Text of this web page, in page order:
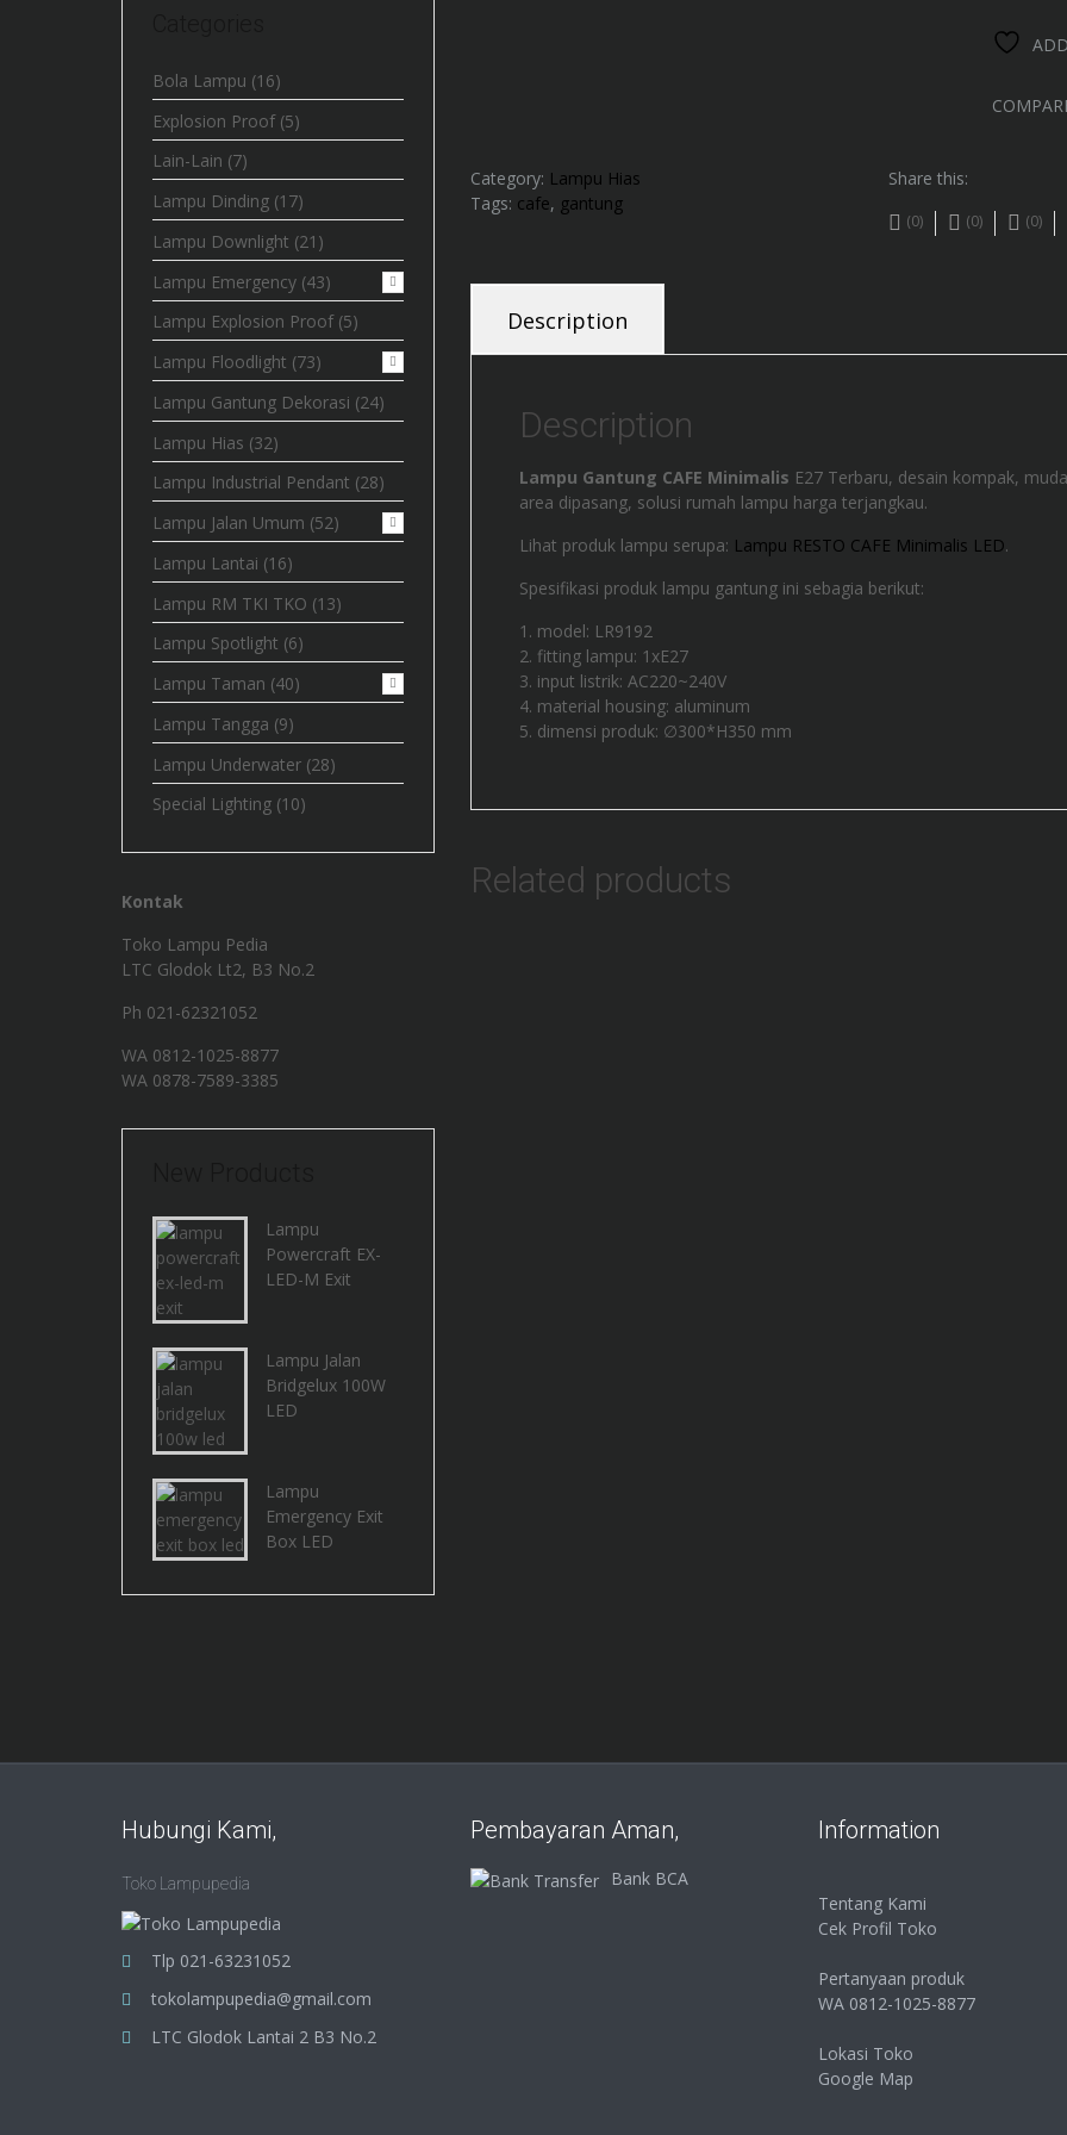
Category: Lampu Hias
Tags: cafe, gantung
Share this:
(0) (0) (0)
Description
Description
Lampu Gantung CAFE Minimalis E27 Terbaru, desain kompak,
area dipasang, solusi rumah lampu harga terjangkau.
Lihat produk lampu serupa: Lampu RESTO CAFE Minimalis LED.
Spesifikasi produk lampu gantung ini sebagia berikut:
model: LR9192
fitting lampu: 1xE27
input listrik: AC220~240V
material housing: aluminum
dimensi produk: ∅300*H350 mm
Related products
Bola Lampu (16)
Explosion Proof (5)
Lain-Lain (7)
Lampu Dinding (17)
Lampu Downlight (21)
Lampu Emergency (43)
Lampu Explosion Proof (5)
Lampu Floodlight (73)
Lampu Gantung Dekorasi (24)
Lampu Hias (32)
Lampu Industrial Pendant (28)
Lampu Jalan Umum (52)
Lampu Lantai (16)
Lampu RM TKI TKO (13)
Lampu Spotlight (6)
Lampu Taman (40)
Lampu Tangga (9)
Lampu Underwater (28)
Special Lighting (10)
Kontak
Toko Lampu Pedia
LTC Glodok Lt2, B3 No.2
Ph 021-62321052
WA 0812-1025-8877
WA 0878-7589-3385
Lampu
Powercraft EX-
LED-M Exit
Lampu Jalan
Bridgelux 100W
LED
Lampu
Emergency Exit
Box LED
Hubungi Kami,
Toko Lampupedia
Tlp 021-63231052
tokolampupedia@gmail.com
LTC Glodok Lantai 2 B3 No.2
Pembayaran Aman,
Bank BCA
Information
Tentang Kami
Cek Profil Toko
Pertanyaan produk
WA 0812-1025-8877
Lokasi Toko
Google Map